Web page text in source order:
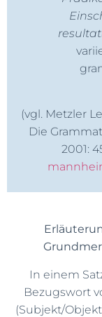
(vgl. Metzler
Die
2001:
In einem
Bezugswort
(Subjekt/